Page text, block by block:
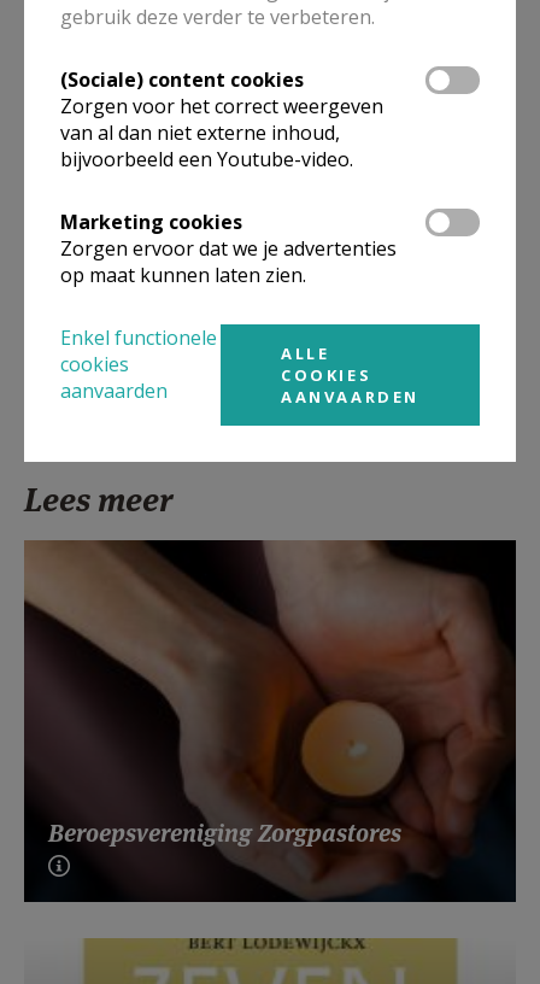
verbonden met de parochie van Sint-Jozef, hoewel zij voor de
geschiedenis is de gemeenschap verbonden met Sint-Vincentius
(sinds 1982 is pater Guido werkzaam op Maria-Goretti) en voelt
zij zich thuis in de nieuwe parochie van Gent-Noord. Tot op
vandaag blijft het een gemeenschap waar mensen zich thuis
naar buiten uit. Spijtig genoeg zal door de samenvoeging van de
gemeenschappen van Gent-Noord een einde komen aan de
Lees meer
Beroepsvereniging Zorgpastores
gebruik deze verder te verbeteren.
(Sociale) content cookies
Zorgen voor het correct weergeven
van al dan niet externe inhoud,
bijvoorbeeld een Youtube-video.
Marketing cookies
Zorgen ervoor dat we je advertenties
op maat kunnen laten zien.
Enkel functionele
cookies
aanvaarden
ALLE
COOKIES
AANVAARDEN